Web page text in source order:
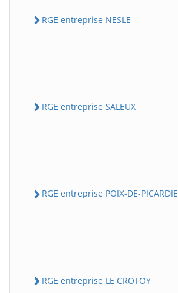
RGE entreprise NESLE
RGE entreprise SALEUX
RGE entreprise POIX-DE-PICARDIE
RGE entreprise LE CROTOY